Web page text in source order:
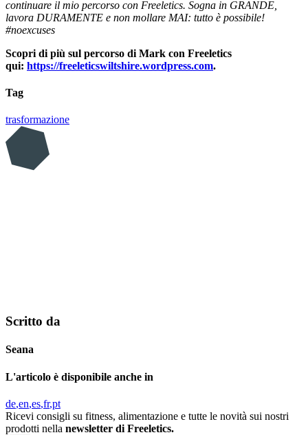
continuare il mio percorso con Freeletics. Sogna in GRANDE,
lavora DURAMENTE e non mollare MAI: tutto è possibile!
#noexcuses
Scopri di più sul percorso di Mark con Freeletics
qui: https://freeleticswiltshire.wordpress.com.
Tag
trasformazione
Scritto da
Seana
L'articolo è disponibile anche in
de en es fr pt
Ricevi consigli su fitness, alimentazione e tutte le novità sui nostri
prodotti nella newsletter di Freeletics.